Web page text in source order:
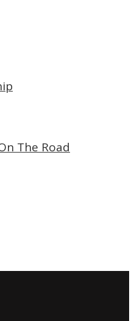
The Road